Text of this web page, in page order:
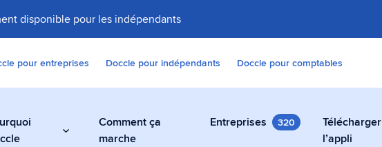
disponible pour les indépendants
pour entreprises Doccle pour indépendants Doccle pour comptables
Comment ça
marche
Entreprises 320
Télécharger
l’appli